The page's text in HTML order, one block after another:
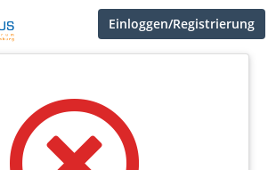
Einloggen/Registrierung